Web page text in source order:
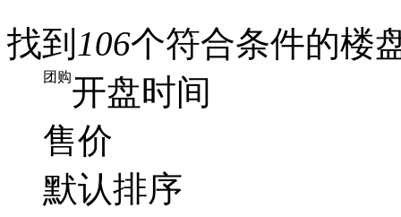
找到 106个符合条件的楼
团购开盘时间
售价
默认排序